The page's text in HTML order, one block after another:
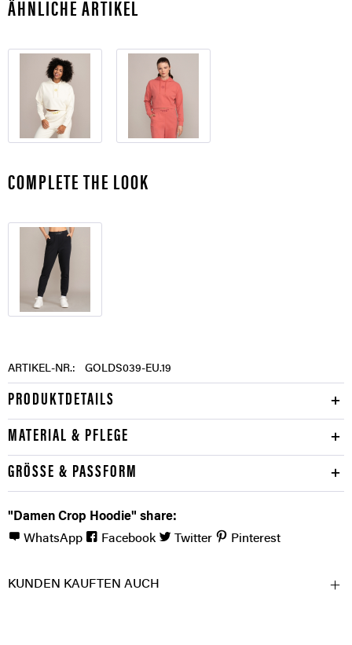
ÄHNLICHE ARTIKEL
COMPLETE THE LOOK
ARTIKEL-NR.: GOLDS039-EU.19
PRODUKTDETAILS
MATERIAL & PFLEGE
GRÖSSE & PASSFORM
"Damen Crop Hoodie" share:
WhatsApp
Facebook Twitter Pinterest
KUNDEN KAUFTEN AUCH